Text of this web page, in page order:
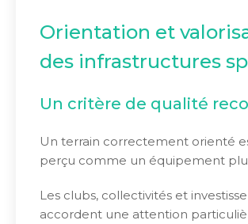
Orientation et
des infrastructures
Un critère de qualité
Un terrain correctement orienté
perçu comme un équipement
Les clubs, collectivités et
accordent une attention